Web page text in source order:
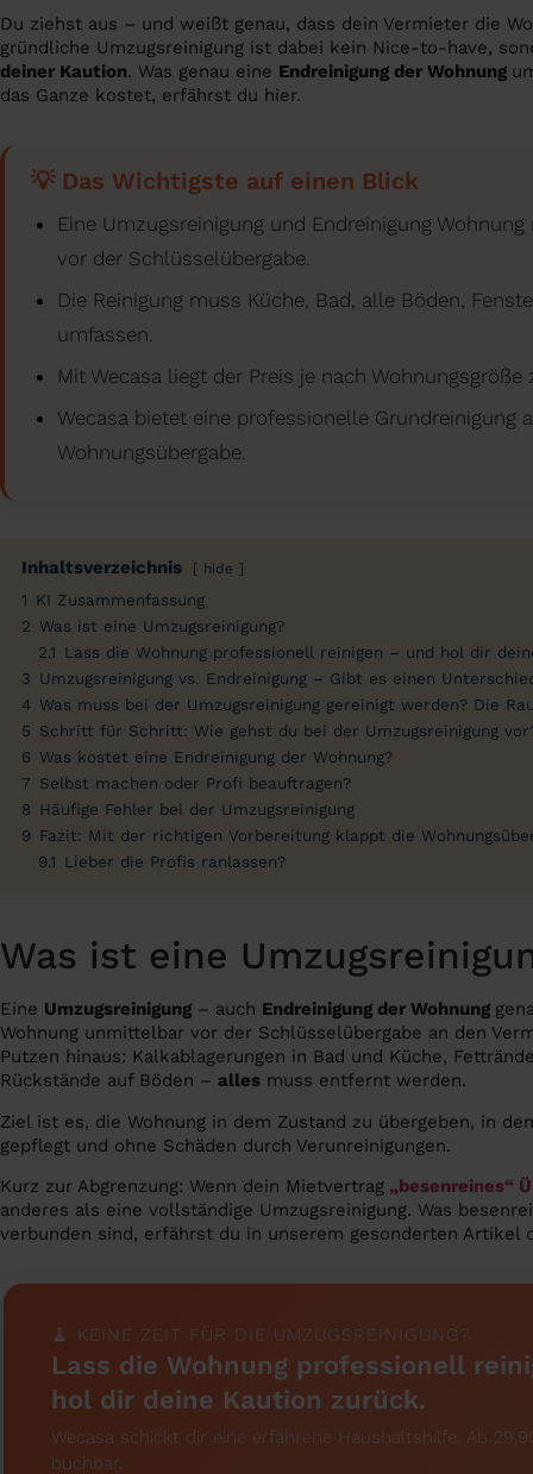
Du ziehst aus – und weißt genau, dass dein Vermieter die
gründliche Umzugsreinigung ist dabei kein Nice-to-have,
deiner Kaution. Was genau eine Endreinigung der Wohnung
das Ganze kostet, erfährst du hier.
💡 Das Wichtigste auf einen Blick
Eine Umzugsreinigung und Endreinigung
vor der Schlüsselübergabe.
Die Reinigung muss Küche, Bad, alle Böden,
umfassen.
Mit Wecasa liegt der Preis je nach
Wecasa bietet eine professionelle Grundreinigung
Wohnungsübergabe.
Inhaltsverzeichnis hide
1 KI Zusammenfassung
2 Was ist eine Umzugsreinigung?
2.1 Lass die Wohnung professionell reinigen – und hol dir
3 Umzugsreinigung vs. Endreinigung – Gibt es einen
4 Was muss bei der Umzugsreinigung gereinigt werden? Die
5 Schritt für Schritt: Wie gehst du bei der Umzugsreinigung
6 Was kostet eine Endreinigung der Wohnung?
7 Selbst machen oder Profi beauftragen?
8 Häufige Fehler bei der Umzugsreinigung
9 Fazit: Mit der richtigen Vorbereitung klappt die
9.1 Lieber die Profis ranlassen?
Was ist eine
Eine Umzugsreinigung – auch Endreinigung der Wohnung
Wohnung unmittelbar vor der Schlüsselübergabe an den
Putzen hinaus: Kalkablagerungen in Bad und Küche,
Rückstände auf Böden – alles muss entfernt werden.
Ziel ist es, die Wohnung in dem Zustand zu übergeben, in
gepflegt und ohne Schäden durch Verunreinigungen.
Kurz zur Abgrenzung: Wenn dein Mietvertrag „besenreines“
anderes als eine vollständige Umzugsreinigung. Was
verbunden sind, erfährst du in unserem gesonderten Artikel
🧹 KEINE ZEIT FÜR DIE UMZUGSREINIGUNG?
Lass die Wohnung professionell
hol dir deine Kaution zurück.
Wecasa schickt dir eine erfahrene Haushaltshilfe. Ab
buchbar.